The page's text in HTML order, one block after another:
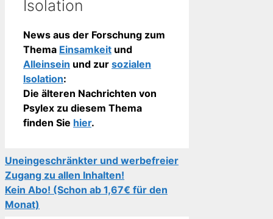
Isolation
News aus der Forschung zum
Thema Einsamkeit und
Alleinsein und zur sozialen
Isolation:
Die älteren Nachrichten von
Psylex zu diesem Thema
finden Sie hier.
Uneingeschränkter und werbefreier
Zugang zu allen Inhalten!
Kein Abo! (Schon ab 1,67€ für den
Monat)